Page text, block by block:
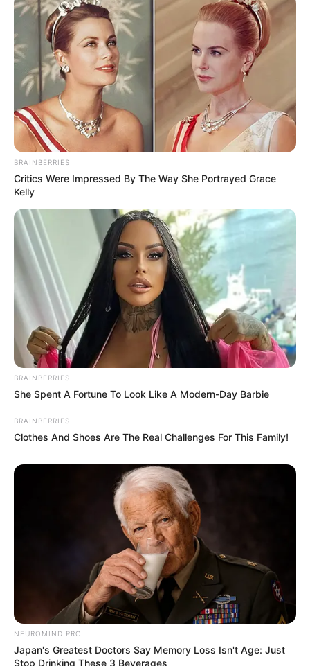
Nyimas Ratu Rafa Beby Tsabina
Salshabilla Adriani Haico Van der Veken
Yasmin Napper Aura Kasih
TULIS KOMENTAR
BRAINBERRIES
Critics Were Impressed By The Way She Portrayed Grace
Kelly
BRAINBERRIES
She Spent A Fortune To Look Like A Modern-Day Barbie
BRAINBERRIES
Clothes And Shoes Are The Real Challenges For This Family!
NEUROMIND PRO
Japan's Greatest Doctors Say Memory Loss Isn't Age: Just
Stop Drinking These 3 Beverages